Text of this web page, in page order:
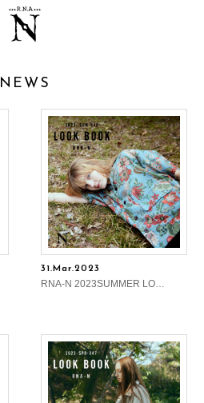
NEWS
31.Mar.2023
RNA-N 2023SUMMER LO…